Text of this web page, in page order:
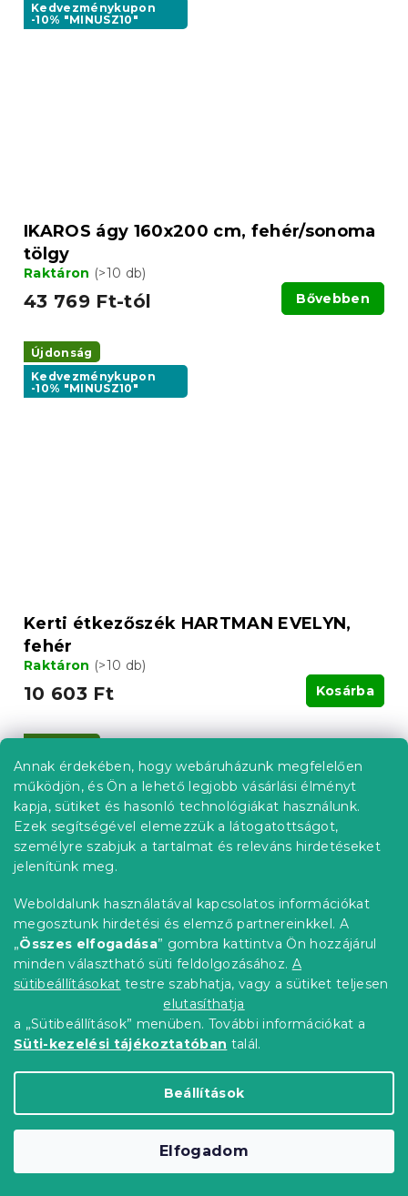
Annak érdekében, hogy webáruházunk megfelelően
működjön, és Ön a lehető legjobb vásárlási élményt
kapja, sütiket és hasonló technológiákat használunk.
Ezek segítségével elemezzük a látogatottságot,
személyre szabjuk a tartalmat és releváns hirdetéseket
jelenítünk meg.
Weboldalunk használatával kapcsolatos információkat
megosztunk hirdetési és elemző partnereinkkel. A
„Összes elfogadása” gombra kattintva Ön hozzájárul
minden választható süti feldolgozásához. A
sütibeállításokat testre szabhatja, vagy a sütiket teljesen
elutasíthatja
a „Sütibeállítások” menüben. További információkat a
Süti-kezelési tájékoztatóban talál.
Beállítások
Elfogadom
Kedvezménykupon
-10% "MINUSZ10"
IKAROS ágy 160x200 cm, fehér/sonoma
tölgy
Raktáron (>10 db)
43 769 Ft-tól Bővebben
Újdonság
Kedvezménykupon
-10% "MINUSZ10"
Kerti étkezőszék HARTMAN EVELYN,
fehér
Raktáron (>10 db)
10 603 Ft Kosárba
Kedvezménykupon
-10% "MINUSZ10"
Kerti étkezőszék HARTMAN EVELYN,
sötétzöld
-10% "MINUSZ10"